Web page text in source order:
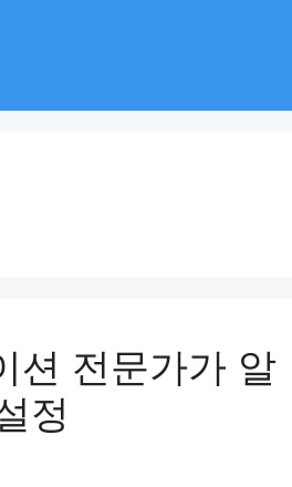
션 전문가가 알
정